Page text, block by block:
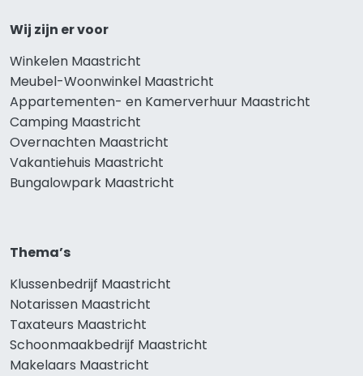
Wij zijn er voor
Winkelen Maastricht
Meubel-Woonwinkel Maastricht
Appartementen- en Kamerverhuur Maastricht
Camping Maastricht
Overnachten Maastricht
Vakantiehuis Maastricht
Bungalowpark Maastricht
Thema’s
Klussenbedrijf Maastricht
Notarissen Maastricht
Taxateurs Maastricht
Schoonmaakbedrijf Maastricht
Makelaars Maastricht